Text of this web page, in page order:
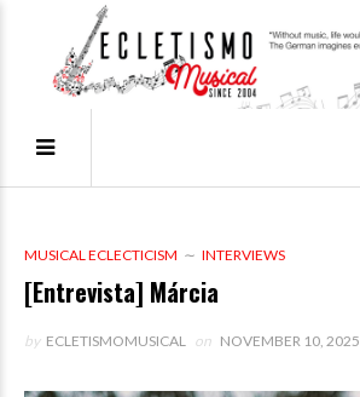
MUSICAL ECLECTICISM INTERVIEWS
[Entrevista] Márcia
by ECLETISMOMUSICAL on NOVEMBER 10, 2025